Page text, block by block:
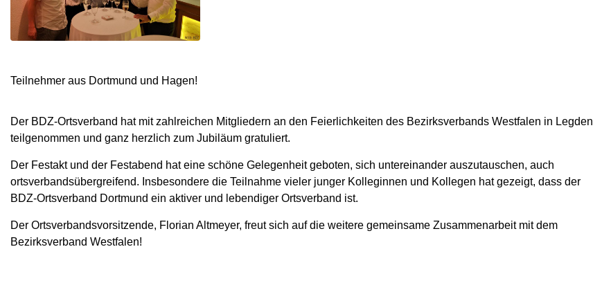
Teilnehmer aus Dortmund und Hagen!
Der BDZ-Ortsverband hat mit zahlreichen Mitgliedern an den Feierlichkeiten des Bezirksverbands Westfalen in Legden
teilgenommen und ganz herzlich zum Jubiläum gratuliert.
Der Festakt und der Festabend hat eine schöne Gelegenheit geboten, sich untereinander auszutauschen, auch
ortsverbandsübergreifend. Insbesondere die Teilnahme vieler junger Kolleginnen und Kollegen hat gezeigt, dass der
BDZ-Ortsverband Dortmund ein aktiver und lebendiger Ortsverband ist.
Der Ortsverbandsvorsitzende, Florian Altmeyer, freut sich auf die weitere gemeinsame Zusammenarbeit mit dem
Bezirksverband Westfalen!